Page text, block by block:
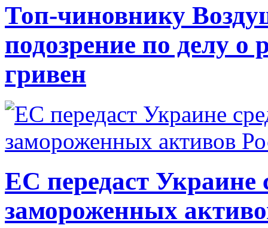
Топ-чиновнику
подозрение по делу о
гривен
ЕС передаст Украине
замороженных